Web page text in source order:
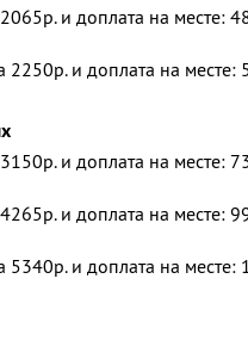
и доплата на месте:
и доплата на месте:
и доплата на месте:
и доплата на месте:
и доплата на месте: